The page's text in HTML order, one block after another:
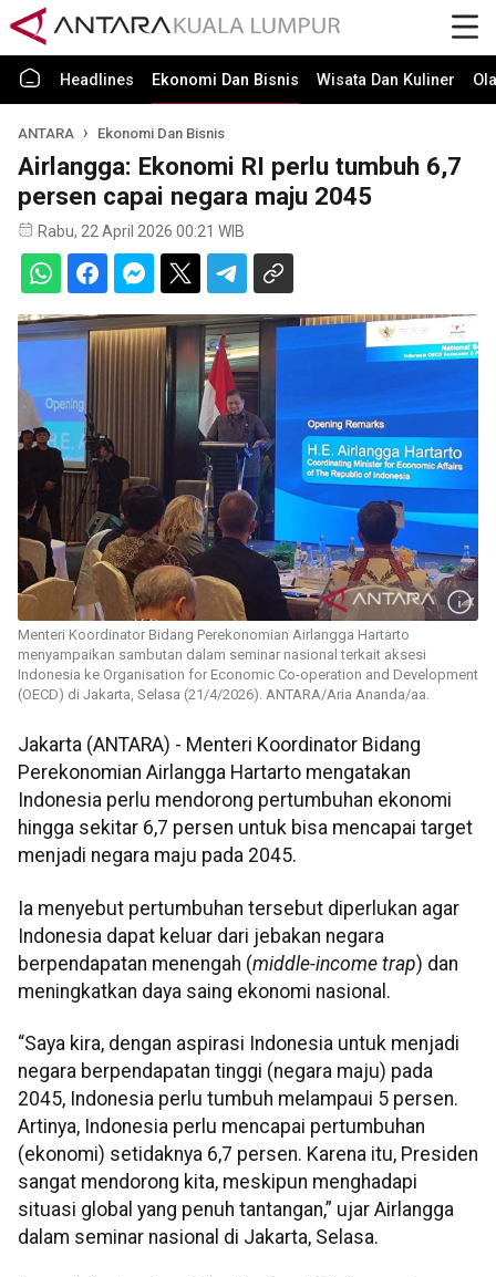
Headlines Ekonomi Dan Bisnis Wisata Dan Kuliner
ANTARA Ekonomi Dan Bisnis
Airlangga: Ekonomi RI perlu tumbuh 6,7
persen capai negara maju 2045
Rabu, 22 April 2026 00:21 WIB
Menteri Koordinator Bidang Perekonomian Airlangga Hartarto
menyampaikan sambutan dalam seminar nasional terkait aksesi
Indonesia ke Organisation for Economic Co-operation and Development
(OECD) di Jakarta, Selasa (21/4/2026). ANTARA/Aria Ananda/aa.
Jakarta (ANTARA) - Menteri Koordinator Bidang
Perekonomian Airlangga Hartarto mengatakan
Indonesia perlu mendorong pertumbuhan ekonomi
hingga sekitar 6,7 persen untuk bisa mencapai target
menjadi negara maju pada 2045.
Ia menyebut pertumbuhan tersebut diperlukan agar
Indonesia dapat keluar dari jebakan negara
berpendapatan menengah (middle-income trap) dan
meningkatkan daya saing ekonomi nasional.
“Saya kira, dengan aspirasi Indonesia untuk menjadi
negara berpendapatan tinggi (negara maju) pada
2045, Indonesia perlu tumbuh melampaui 5 persen.
Artinya, Indonesia perlu mencapai pertumbuhan
(ekonomi) setidaknya 6,7 persen. Karena itu, Presiden
sangat mendorong kita, meskipun menghadapi
situasi global yang penuh tantangan,” ujar Airlangga
dalam seminar nasional di Jakarta, Selasa.